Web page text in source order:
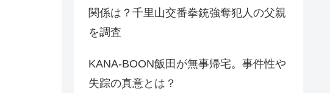
関係は？千里山交番拳銃強奪犯人の父親
を調査
KANA-BOON飯田が無事帰宅。事件性や
失踪の真意とは？